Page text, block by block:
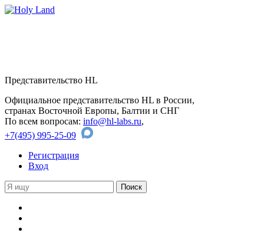
Представительство HL
Официальное представительство HL в России,
странах Восточной Европы, Балтии и СНГ
По всем вопросам: info@hl-labs.ru,
+7(495) 995-25-09
Регистрация
Вход